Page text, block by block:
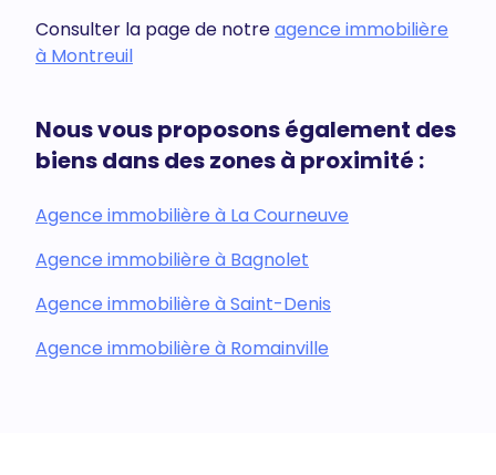
Consulter la page de notreagence immobilière
à Montreuil
Nous vous proposons également des
biens dans des zones à proximité :
Agence immobilière à La Courneuve
Agence immobilière à Bagnolet
Agence immobilière à Saint-Denis
Agence immobilière à Romainville